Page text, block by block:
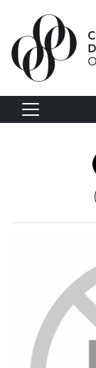
Vés al contingut
Navegació